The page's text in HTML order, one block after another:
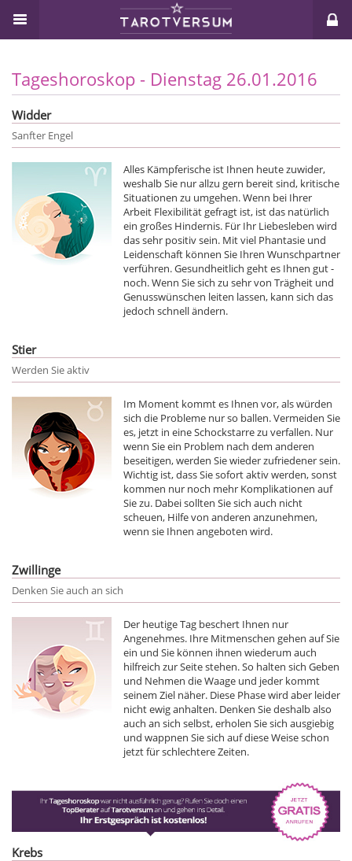
Tageshoroskop - Dienstag 26.01.2016
Widder
Sanfter Engel
Alles Kämpferische ist Ihnen heute zuwider,
weshalb Sie nur allzu gern bereit sind, kritische
Situationen zu umgehen. Wenn bei Ihrer
Arbeit Flexibilität gefragt ist, ist das natürlich
ein großes Hindernis. Für Ihr Liebesleben wird
das sehr positiv sein. Mit viel Phantasie und
Leidenschaft können Sie Ihren Wunschpartner
verführen. Gesundheitlich geht es Ihnen gut -
noch. Wenn Sie sich zu sehr von Trägheit und
Genusswünschen leiten lassen, kann sich das
jedoch schnell ändern.
Stier
Werden Sie aktiv
Im Moment kommt es Ihnen vor, als würden
sich die Probleme nur so ballen. Vermeiden Sie
es, jetzt in eine Schockstarre zu verfallen. Nur
wenn Sie ein Problem nach dem anderen
beseitigen, werden Sie wieder zufriedener sein.
Wichtig ist, dass Sie sofort aktiv werden, sonst
kommen nur noch mehr Komplikationen auf
Sie zu. Dabei sollten Sie sich auch nicht
scheuen, Hilfe von anderen anzunehmen,
wenn sie Ihnen angeboten wird.
Zwillinge
Denken Sie auch an sich
Der heutige Tag beschert Ihnen nur
Angenehmes. Ihre Mitmenschen gehen auf Sie
ein und Sie können ihnen wiederum auch
hilfreich zur Seite stehen. So halten sich Geben
und Nehmen die Waage und jeder kommt
seinem Ziel näher. Diese Phase wird aber leider
nicht ewig anhalten. Denken Sie deshalb also
auch an sich selbst, erholen Sie sich ausgiebig
und wappnen Sie sich auf diese Weise schon
jetzt für schlechtere Zeiten.
Krebs